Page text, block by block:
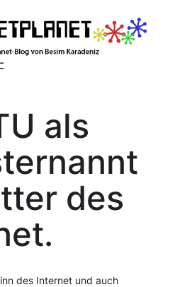
als
des
des Internet und auch